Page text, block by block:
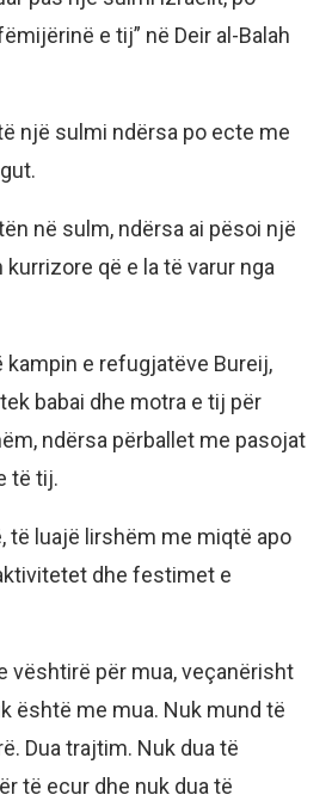
e tij” në Deir al-Balah
një sulmi ndërsa po ecte me
në sulm, ndërsa ai pësoi një
që e la të varur nga
kampin e refugjatëve Bureij,
babai dhe motra e tij për
ndërsa përballet me pasojat
të tij.
të luajë lirshëm me miqtë apo
dhe festimet e
vështirë për mua, veçanërisht
është me mua. Nuk mund të
Dua trajtim. Nuk dua të
të ecur dhe nuk dua të